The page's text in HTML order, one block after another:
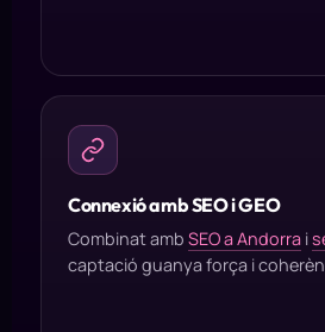
Connexió amb SEO i GEO
Combinat amb SEO a Andorra i
captació guanya força i